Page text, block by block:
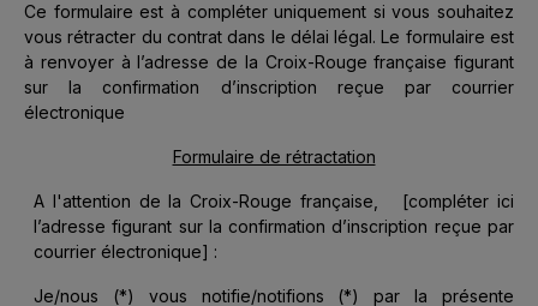
Ce formulaire est à compléter uniquement si vous souhaitez
vous rétracter du contrat dans le délai légal. Le formulaire est
à renvoyer à l’adresse de la Croix-Rouge française figurant
sur la confirmation d’inscription reçue par courrier
électronique
Formulaire de rétractation
A l'attention de la Croix-Rouge française, [compléter ici
l’adresse figurant sur la confirmation d’inscription reçue par
courrier électronique] :
Je/nous (*) vous notifie/notifions (*) par la présente